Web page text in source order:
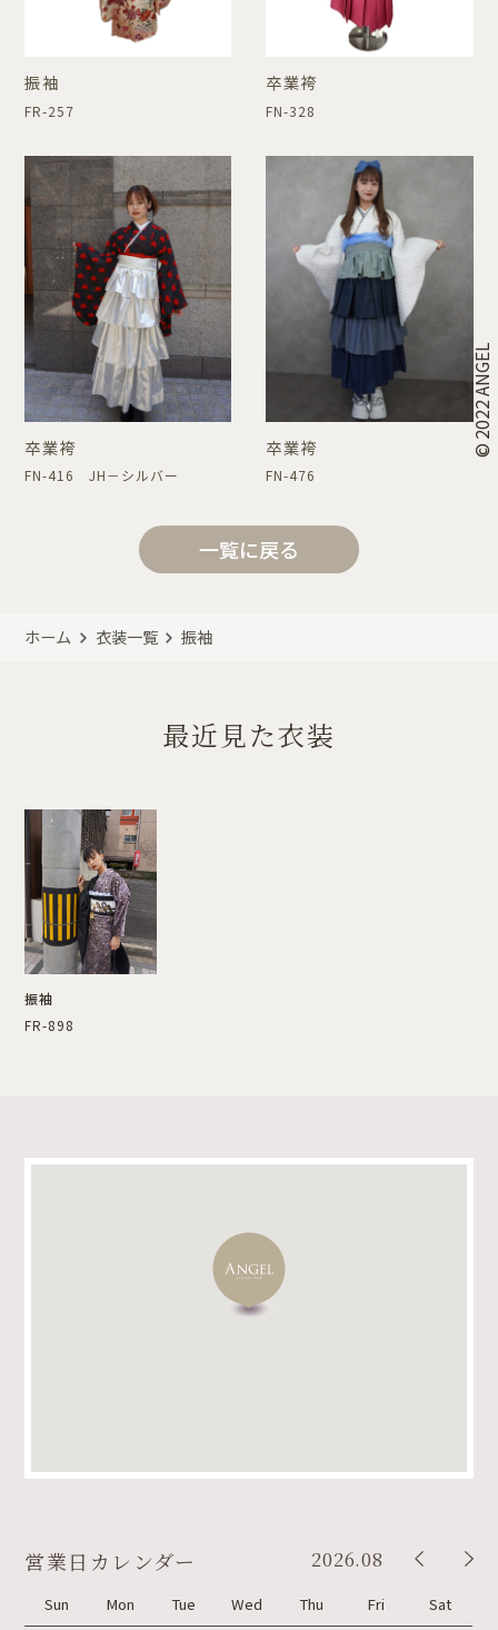
振袖
FR-257
卒業袴
FN-328
卒業袴
FN-416 JH－シルバー
卒業袴
FN-476
一覧に戻る
ホーム 衣装一覧 振袖
最近見た衣装
振袖
FR-898
© 2022 ANGEL
営業日カレンダー 2026.08
Sun Mon Tue Wed Thu Fri
Sat